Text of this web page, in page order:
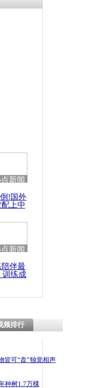
新闻
!国外
上中
新闻
伴最
训练成
频排行
皆可“盘”独觉相声
种树1.7万棵